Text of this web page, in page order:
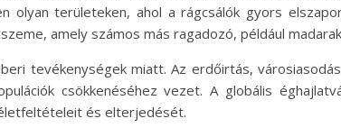
olyan területeken, ahol a rágcsálók gyors
amely számos más ragadozó, például
tevékenységek miatt. Az erdőirtás,
csökkenéséhez vezet. A globális
és elterjedését.